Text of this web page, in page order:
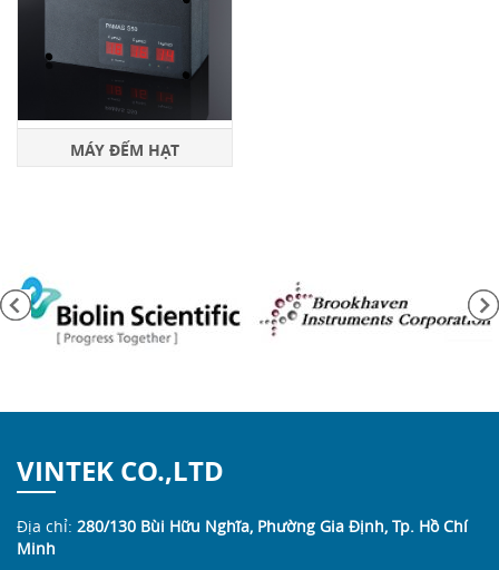
MÁY ĐẾM HẠT
VINTEK CO.,LTD
Địa chỉ: 280/130 Bùi Hữu Nghĩa, Phường Gia Định, Tp. Hồ Chí
Minh